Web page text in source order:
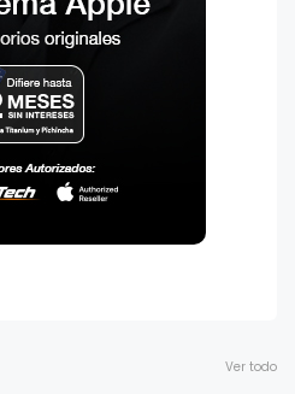
Ver todo